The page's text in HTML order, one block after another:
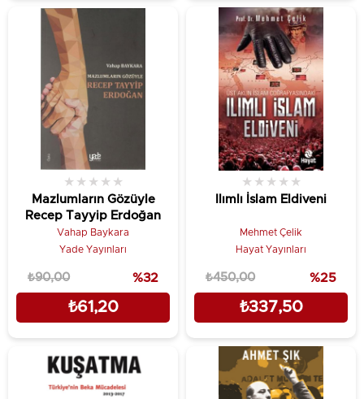
Mazlumların Gözüyle
Recep Tayyip Erdoğan
★ ★ ★ ★ ★
Vahap Baykara
Yade Yayınları
₺61,20
₺90,00 %32
Ilımlı İslam Eldiveni
★ ★ ★ ★ ★
Mehmet Çelik
Hayat Yayınları
₺337,50
₺450,00 %25